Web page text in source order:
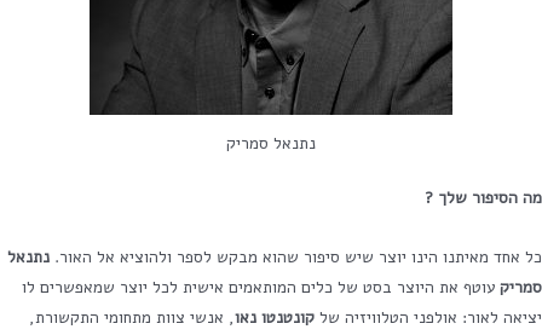
נתנאל סמריק
מה הסיפור שלך ?
כל אחד מאיתנו הינו יוצר שיש סיפור שהוא מבקש לספר ולהוציא אל האור. נתנאל
סמריק עוטף את היוצר בסט של כלים המותאמים אישית לכל יוצר שמאפשרים לו
יציאה לאור: אולפני הטלוויזיה של קונטנטו נאו, אנשי צוות מתחומי התקשורת,